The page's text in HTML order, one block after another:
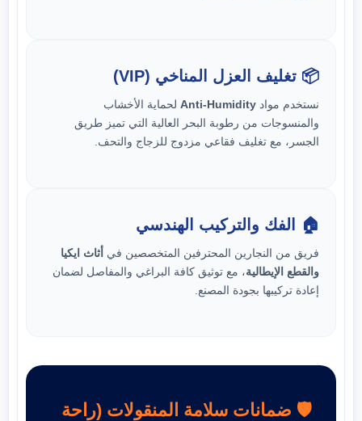
📦 تغليف العزل المناخي (VIP)
نستخدم مواد Anti-Humidity لحماية الأخشاب
والمنسوجات من رطوبة البحر العالية التي تميز طريق
الجسر، مع تغليف فقاعي مزدوج للزجاج والتحف.
🏠 الفك والتركيب الهندسي
فريق من النجارين المحترفين المتخصصين في أثاث ايكيا
والقطع الإيطالية، مع توثيق كافة البراغي والمفاصل لضمان
إعادة تركيبها بجودة المصنع.
🛡️ ضمانات سلامة المنقولات (راحة